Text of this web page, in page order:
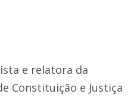
e relatora da
Constituição e Justiça